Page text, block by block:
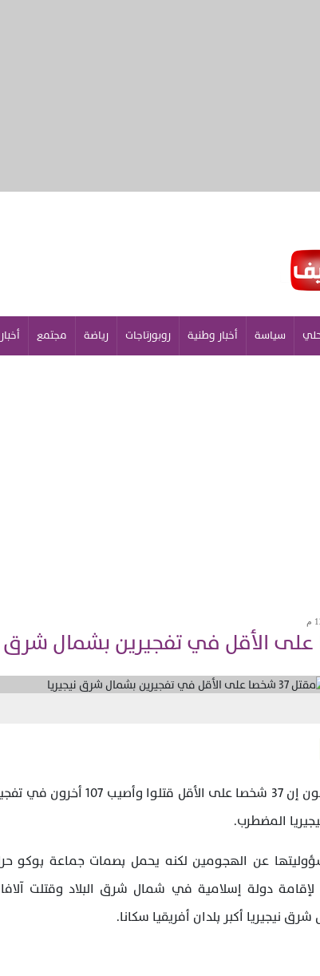
سياسة أخبار وطنية روبورتاجات رياضة مجتمع
قال مسؤولون ومسعفون إن 37 شخصا على الأقل
المضطرب.
عن الهجومين لكنه يحمل بصمات جماعة بوكو
أكبر بلدان أفريقيا سكانا.